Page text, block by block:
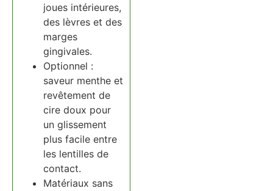
joues intérieures,
des lèvres et des
marges
gingivales.
Optionnel :
saveur menthe et
revêtement de
cire doux pour
un glissement
plus facile entre
les lentilles de
contact.
Matériaux sans